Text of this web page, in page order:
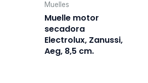
Muelles
Muelle motor
secadora
Electrolux, Zanussi,
Aeg, 8,5 cm.